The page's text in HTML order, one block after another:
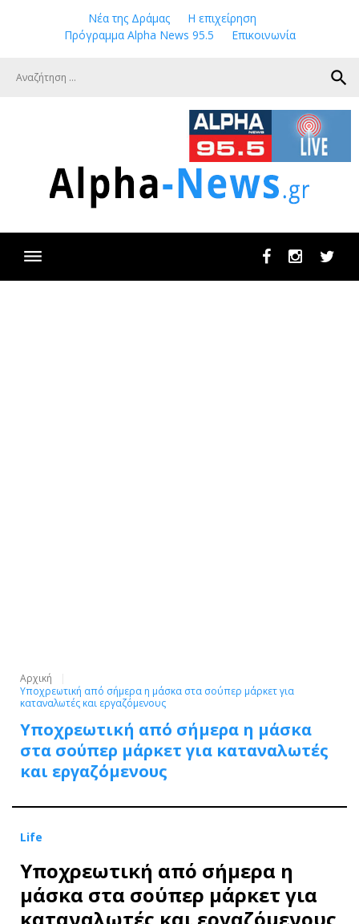
Νέα της Δράμας
Η επιχείρηση
Πρόγραμμα Alpha News 95.5
Επικοινωνία
search
FacebookInstagram
Αρχική
Υποχρεωτική από σήμερα η μάσκα στα σούπερ μάρκετ για
καταναλωτές και εργαζόμενους
Υποχρεωτική από σήμερα η μάσκα
στα σούπερ μάρκετ για καταναλωτές
και εργαζόμενους
Life
Υποχρεωτική από σήμερα η
μάσκα στα σούπερ μάρκετ για